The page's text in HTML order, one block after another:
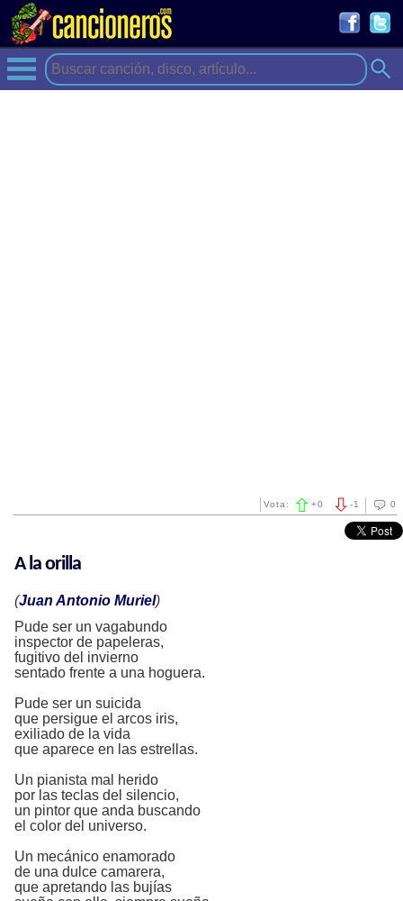
0
-1
Vota: +0
A la orilla
(Juan Antonio Muriel)
Pude ser un vagabundo
inspector de papeleras,
fugitivo del invierno
sentado frente a una hoguera.
Pude ser un suicida
que persigue el arcos iris,
exiliado de la vida
que aparece en las estrellas.
Un pianista mal herido
por las teclas del silencio,
un pintor que anda buscando
el color del universo.
Un mecánico enamorado
de una dulce camarera,
que apretando las bujías